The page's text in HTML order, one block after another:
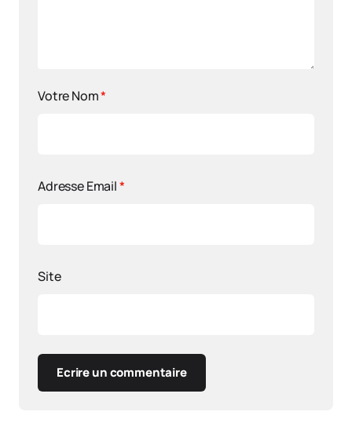
Votre Nom*
Adresse Email*
Site
Ecrire un commentaire